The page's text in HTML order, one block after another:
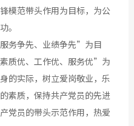
模范带头作用为目标，为公
。
务争先、业绩争先”为目
质优、工作优、服务优”为
的实际，树立爱岗敬业，乐
素质，保持共产党员的先进
党员的带头示范作用，热爱